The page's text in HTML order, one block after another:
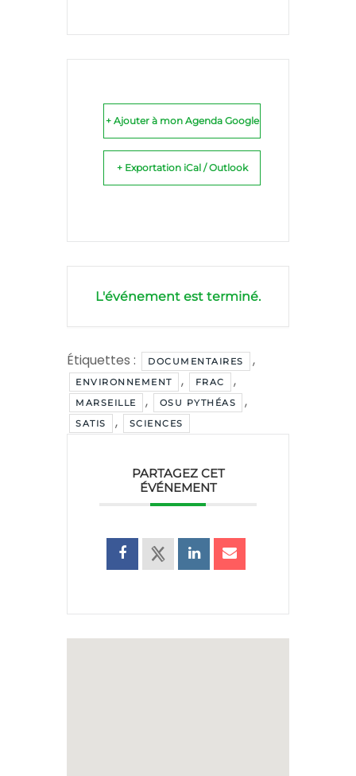
+ Ajouter à mon Agenda Google
+ Exportation iCal / Outlook
L'événement est terminé.
Étiquettes : DOCUMENTAIRES ,
ENVIRONNEMENT , FRAC ,
MARSEILLE , OSU PYTHÉAS ,
SATIS , SCIENCES
PARTAGEZ CET
ÉVÉNEMENT